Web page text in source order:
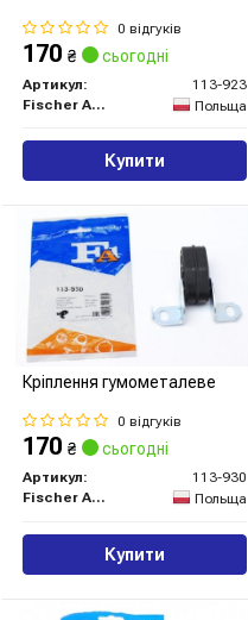
0 відгуків
170 ₴ сьогодні
Артикул:
113-923
Fischer Automotive One (FA1)
Польща
Купити
Кріплення гумометалеве
0 відгуків
170 ₴ сьогодні
Артикул:
113-930
Fischer Automotive One (FA1)
Польща
Купити